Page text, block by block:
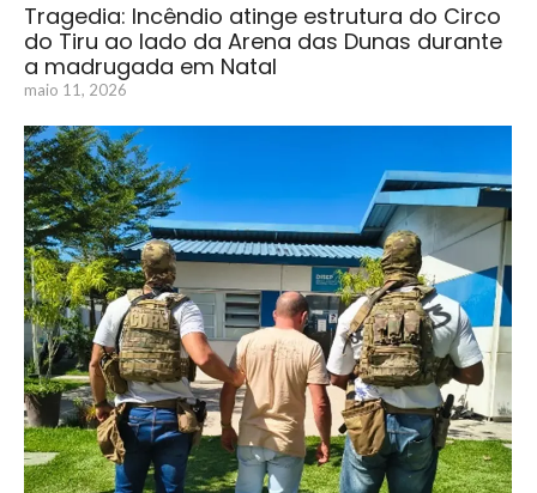
Tragedia: Incêndio atinge estrutura do Circo
do Tiru ao lado da Arena das Dunas durante
a madrugada em Natal
maio 11, 2026